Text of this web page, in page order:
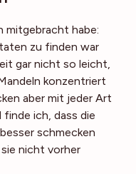
mitgebracht habe:
zu finden war
gar nicht so leicht,
konzentriert
aber mit jeder Art
finde ich, dass die
schmecken
sie nicht vorher